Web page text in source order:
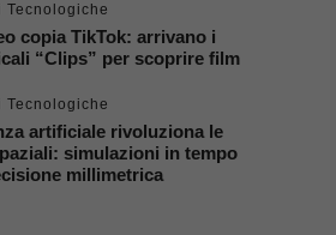
Tecnologiche
copia TikTok: arrivano i
“Clips” per scoprire film
Tecnologiche
artificiale rivoluziona le
simulazioni in tempo
millimetrica